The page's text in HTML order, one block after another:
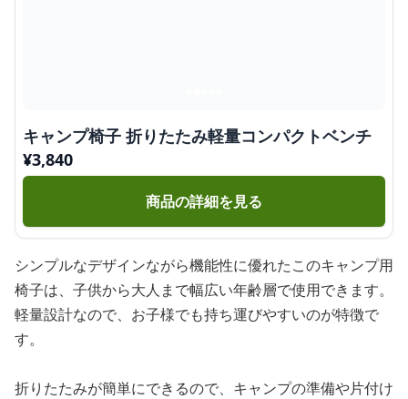
キャンプ椅子 折りたたみ軽量コンパクトベンチ
¥3,840
商品の詳細を見る
シンプルなデザインながら機能性に優れたこのキャンプ用
椅子は、子供から大人まで幅広い年齢層で使用できます。
軽量設計なので、お子様でも持ち運びやすいのが特徴で
す。
折りたたみが簡単にできるので、キャンプの準備や片付け